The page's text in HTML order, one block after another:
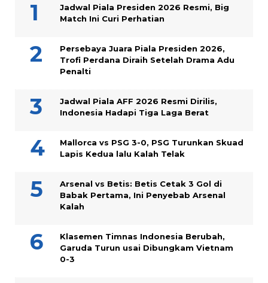
Jadwal Piala Presiden 2026 Resmi, Big
Match Ini Curi Perhatian
Persebaya Juara Piala Presiden 2026,
Trofi Perdana Diraih Setelah Drama Adu
Penalti
Jadwal Piala AFF 2026 Resmi Dirilis,
Indonesia Hadapi Tiga Laga Berat
Mallorca vs PSG 3-0, PSG Turunkan Skuad
Lapis Kedua lalu Kalah Telak
Arsenal vs Betis: Betis Cetak 3 Gol di
Babak Pertama, Ini Penyebab Arsenal
Kalah
Klasemen Timnas Indonesia Berubah,
Garuda Turun usai Dibungkam Vietnam
0-3